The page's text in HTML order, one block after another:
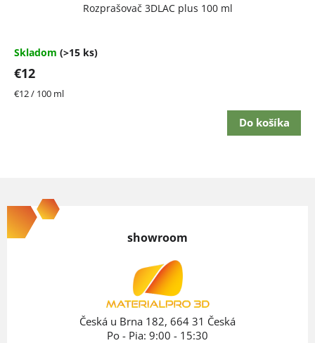
Rozprašovač 3DLAC plus 100 ml
Skladom (>15 ks)
€12
Jednotková
€12 / 100 ml
Do košíka
á
p
showroom
Česká u Brna 182, 664 31 Česká
Po - Pia: 9:00 - 15:30